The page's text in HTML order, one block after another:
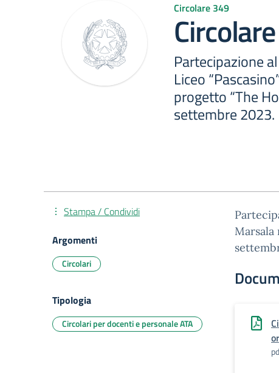
Circolare 349
Partecipazione
Liceo
progetto “The
settembre 2023.
Marsala
Stampa / Condividi
Argomenti
Circolari
Tipologia
Circolari per docenti e personale ATA